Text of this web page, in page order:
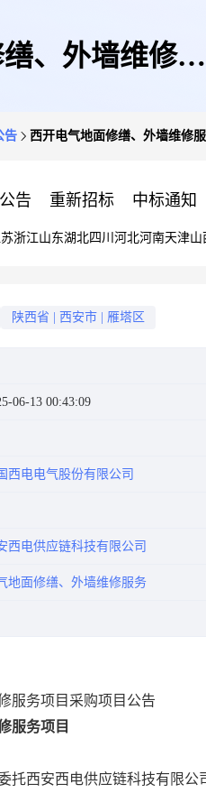
、外墙维修服
告 西开电气地面修缮、外墙维修
告 重新招标 中标通知
浙江山东湖北四川 河北河南天津山
陕西省 西安市 雁塔区
06-13 00:43:09
西电电气股份有限公司
西电供应链科技有限公司
地面修缮、外墙维修服务
服务项目采购项目公告
服务项目
托西安西电供应链科技有限